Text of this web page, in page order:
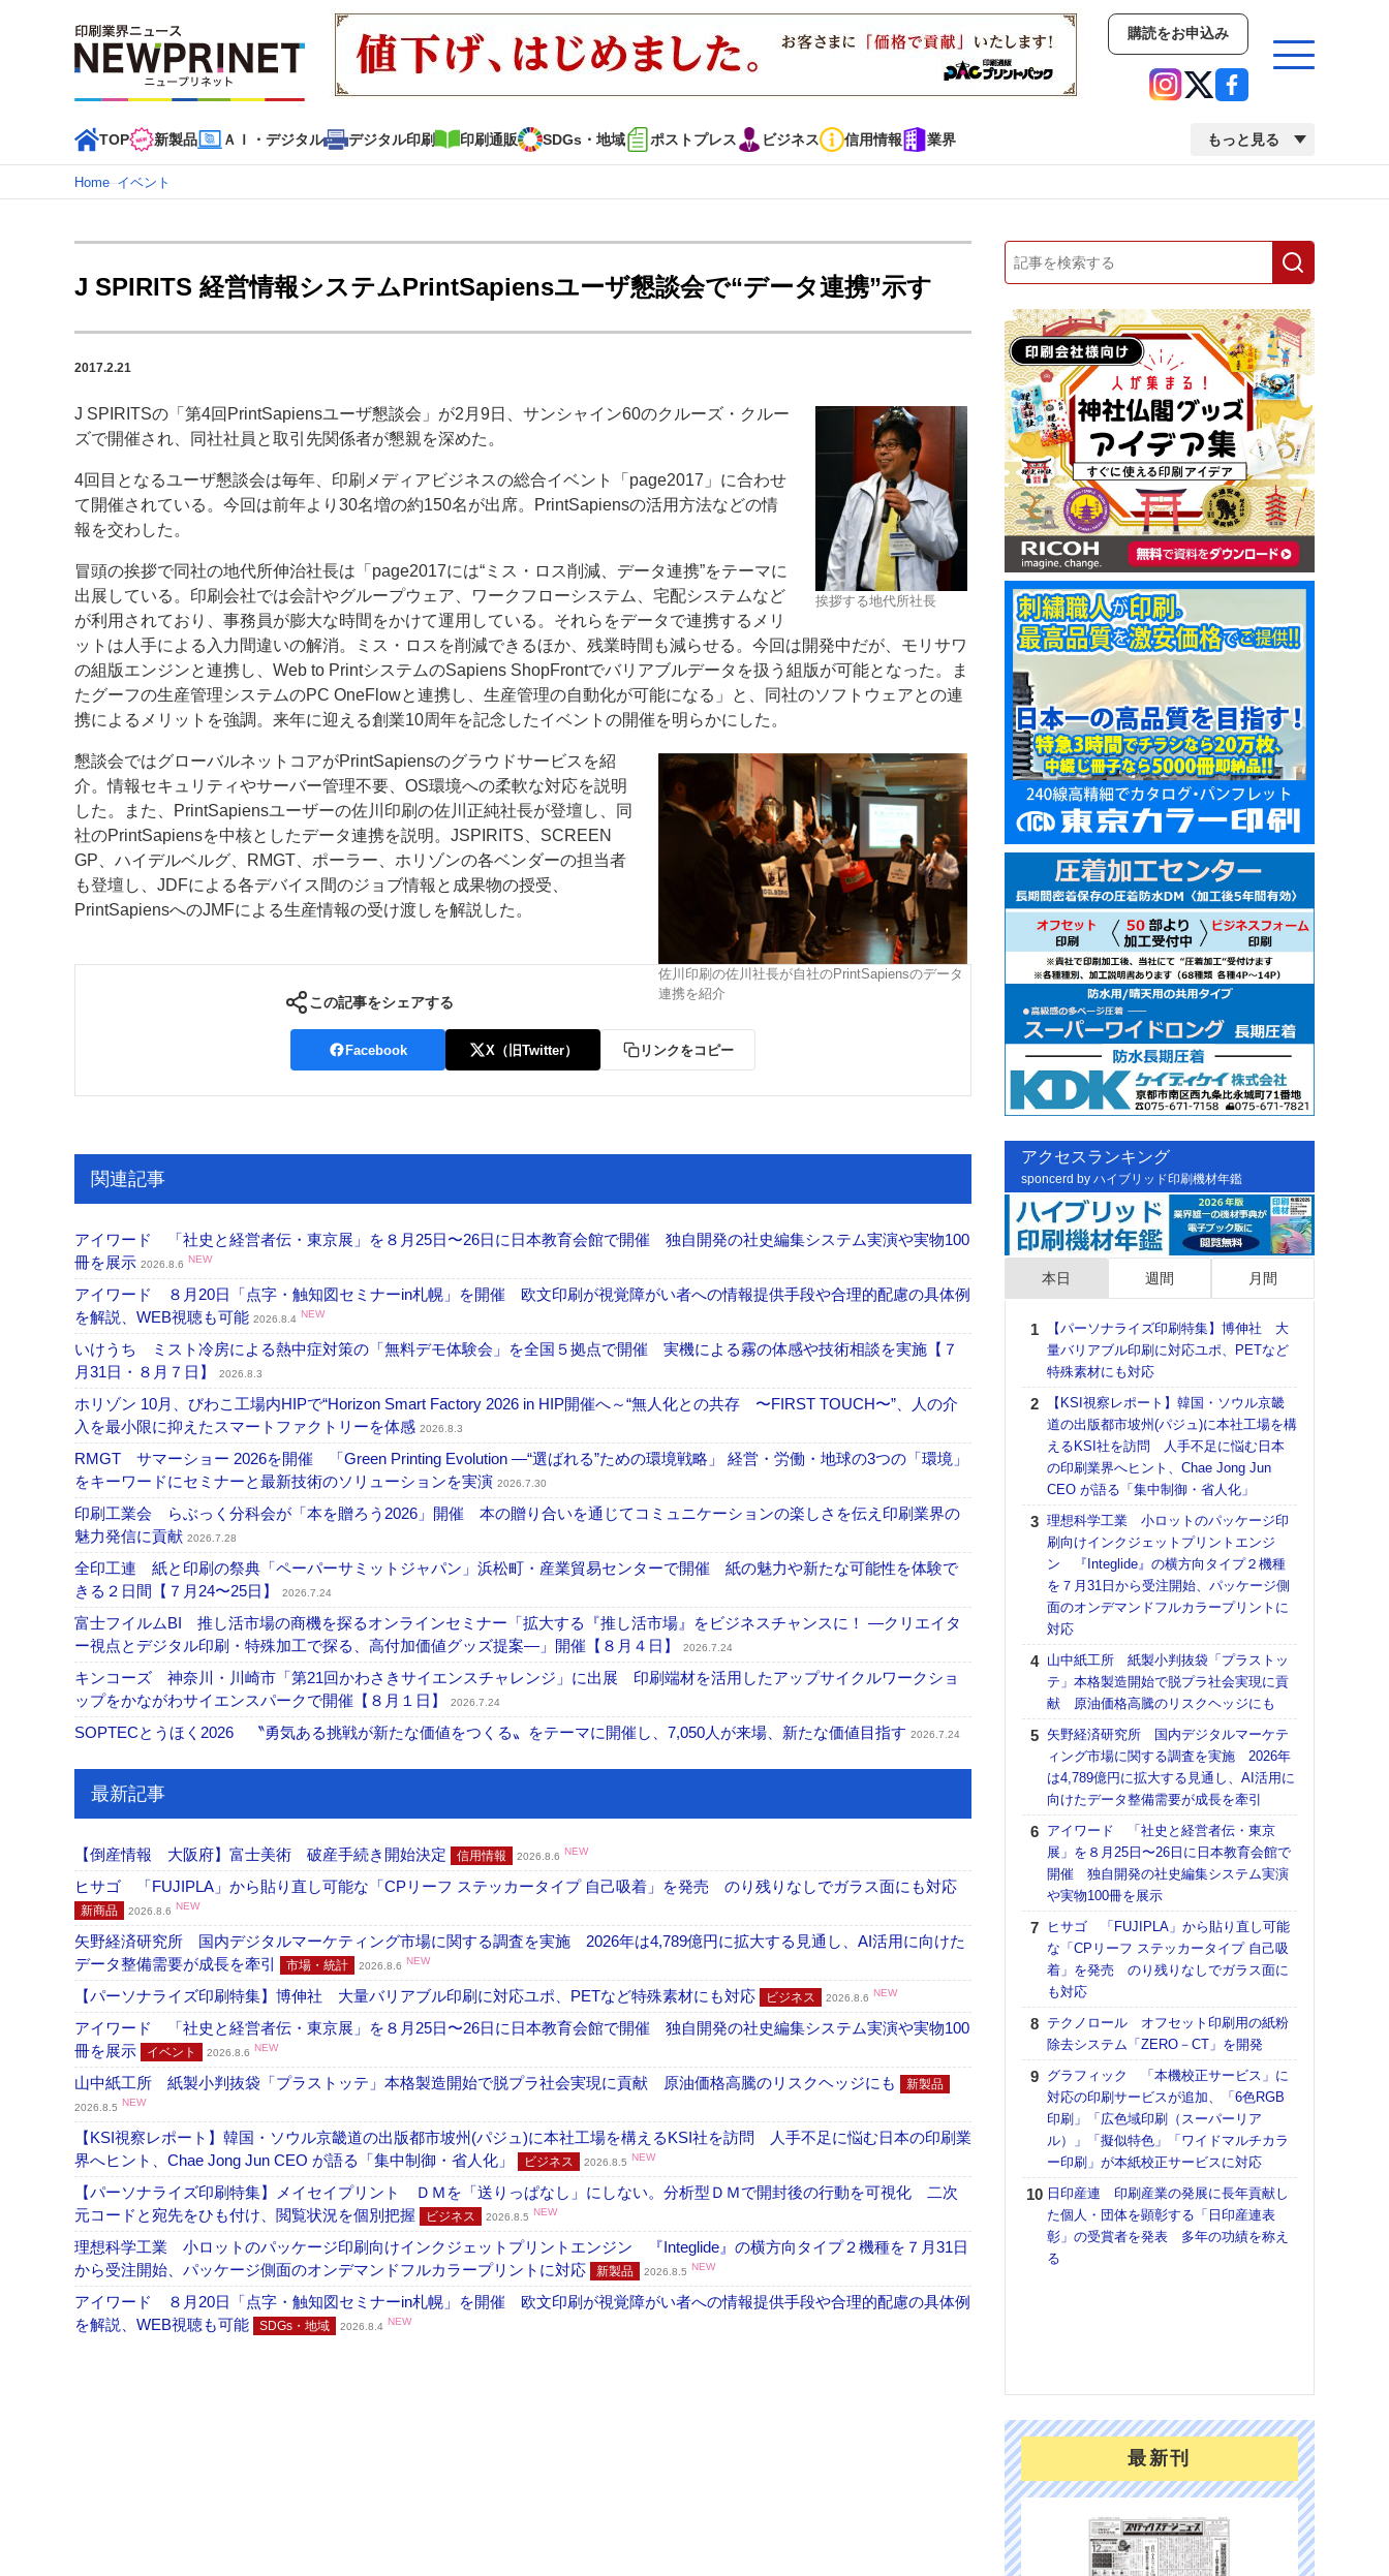
購読をお申込み
TOP 新製品 ＡＩ・デジタル デジタル印刷 印刷通販 SDGs・地域 ポストプレス ビジネス 信用情報 業界 もっと見る
イベント
インデックス
TOP 新着記事 特集記事 動画コンテンツ インタビュー コレクション
カテゴリー一覧
新商品 新製品 ＡＩ・デジタル デジタル印刷 印刷通販 SDGs・地域 ポストプレス ビジネス イベント 信用情報 業界 市場・統計 人事・移転・異動・訃報
特集記事カテゴリー一覧
2022 見える化・MIS特集 特集・デジタル印刷 アイデアで勝負！ ～多様なビジネス・多彩な商材～ JAPAN PACK 2023 特集 中古印刷機・製本機特集
2022 検査・校正特集
特集・デジタル印刷 ～ 新成長軌道を描く
案内
発刊案内
運営
会社案内 購読・購入申し込み サイトポリシー お問い合わせ
Home–イベント
J SPIRITS 経営情報システムPrintSapiensユーザ懇談会で“データ連携”示す
2017.2.21
挨拶する地代所社長
J SPIRITSの「第4回PrintSapiensユーザ懇談会」が2月9日、サンシャイン60のクルーズ・クルー
ズで開催され、同社社員と取引先関係者が懇親を深めた。
4回目となるユーザ懇談会は毎年、印刷メディアビジネスの総合イベント「page2017」に合わせ
て開催されている。今回は前年より30名増の約150名が出席。PrintSapiensの活用方法などの情
報を交わした。
冒頭の挨拶で同社の地代所伸治社長は「page2017には“ミス・ロス削減、データ連携”をテーマに
出展している。印刷会社では会計やグループウェア、ワークフローシステム、宅配システムなど
が利用されており、事務員が膨大な時間をかけて運用している。それらをデータで連携するメリ
ットは人手による入力間違いの解消。ミス・ロスを削減できるほか、残業時間も減らせる。今回は開発中だが、モリサワ
の組版エンジンと連携し、Web to PrintシステムのSapiens ShopFrontでバリアブルデータを扱う組版が可能となった。ま
たグーフの生産管理システムのPC OneFlowと連携し、生産管理の自動化が可能になる」と、同社のソフトウェアとの連
携によるメリットを強調。来年に迎える創業10周年を記念したイベントの開催を明らかにした。
佐川印刷の佐川社長が自社のPrintSapiensのデータ
連携を紹介
懇談会ではグローバルネットコアがPrintSapiensのグラウドサービスを紹
介。情報セキュリティやサーバー管理不要、OS環境への柔軟な対応を説明
した。また、PrintSapiensユーザーの佐川印刷の佐川正純社長が登壇し、同
社のPrintSapiensを中核としたデータ連携を説明。JSPIRITS、SCREEN
GP、ハイデルベルグ、RMGT、ポーラー、ホリゾンの各ベンダーの担当者
も登壇し、JDFによる各デバイス間のジョブ情報と成果物の授受、
PrintSapiensへのJMFによる生産情報の受け渡しを解説した。
この記事をシェアする
Facebook X（旧Twitter） リンクをコピー
関連記事
アイワード 「社史と経営者伝・東京展」を８月25日〜26日に日本教育会館で開催 独自開発の社史編集システム実演や実物100
冊を展示 2026.8.6 NEW
アイワード ８月20日「点字・触知図セミナーin札幌」を開催 欧文印刷が視覚障がい者への情報提供手段や合理的配慮の具体例
を解説、WEB視聴も可能 2026.8.4 NEW
いけうち ミスト冷房による熱中症対策の「無料デモ体験会」を全国５拠点で開催 実機による霧の体感や技術相談を実施【７
月31日・８月７日】
2026.8.3
ホリゾン 10月、びわこ工場内HIPで“Horizon Smart Factory 2026 in HIP開催へ～“無人化との共存 〜FIRST TOUCH〜”、人の介
入を最小限に抑えたスマートファクトリーを体感 2026.8.3
RMGT サマーショー 2026を開催 「Green Printing Evolution ―“選ばれる”ための環境戦略」 経営・労働・地球の3つの「環境」
をキーワードにセミナーと最新技術のソリューションを実演 2026.7.30
印刷工業会 らぶっく分科会が「本を贈ろう2026」開催 本の贈り合いを通じてコミュニケーションの楽しさを伝え印刷業界の
魅力発信に貢献 2026.7.28
全印工連 紙と印刷の祭典「ペーパーサミットジャパン」浜松町・産業貿易センターで開催 紙の魅力や新たな可能性を体験で
きる２日間【７月24〜25日】
2026.7.24
富士フイルムBI 推し活市場の商機を探るオンラインセミナー「拡大する『推し活市場』をビジネスチャンスに！ ―クリエイタ
ー視点とデジタル印刷・特殊加工で探る、高付加価値グッズ提案―」開催【８月４日】
2026.7.24
キンコーズ 神奈川・川崎市「第21回かわさきサイエンスチャレンジ」に出展 印刷端材を活用したアップサイクルワークショ
ップをかながわサイエンスパークで開催【８月１日】
2026.7.24
SOPTECとうほく2026 〝勇気ある挑戦が新たな価値をつくる〟をテーマに開催し、7,050人が来場、新たな価値目指す 2026.7.24
最新記事
【倒産情報 大阪府】富士美術 破産手続き開始決定 信用情報 2026.8.6 NEW
ヒサゴ 「FUJIPLA」から貼り直し可能な「CPリーフ ステッカータイプ 自己吸着」を発売 のり残りなしでガラス面にも対応
新商品 2026.8.6 NEW
矢野経済研究所 国内デジタルマーケティング市場に関する調査を実施 2026年は4,789億円に拡大する見通し、AI活用に向けた
データ整備需要が成長を牽引
市場・統計 2026.8.6 NEW
【パーソナライズ印刷特集】博伸社 大量バリアブル印刷に対応ユポ、PETなど特殊素材にも対応 ビジネス 2026.8.6 NEW
アイワード 「社史と経営者伝・東京展」を８月25日〜26日に日本教育会館で開催 独自開発の社史編集システム実演や実物100
冊を展示
イベント 2026.8.6 NEW
山中紙工所 紙製小判抜袋「プラストッテ」本格製造開始で脱プラ社会実現に貢献 原油価格高騰のリスクヘッジにも 新製品
2026.8.5 NEW
【KSI視察レポート】韓国・ソウル京畿道の出版都市坡州(パジュ)に本社工場を構えるKSI社を訪問 人手不足に悩む日本の印刷業
界へヒント、Chae Jong Jun CEO が語る「集中制御・省人化」
ビジネス 2026.8.5 NEW
【パーソナライズ印刷特集】メイセイプリント ＤＭを「送りっぱなし」にしない。分析型ＤＭで開封後の行動を可視化 二次
元コードと宛先をひも付け、閲覧状況を個別把握
ビジネス 2026.8.5 NEW
理想科学工業 小ロットのパッケージ印刷向けインクジェットプリントエンジン 『Integlide』の横方向タイプ２機種を７月31日
から受注開始、パッケージ側面のオンデマンドフルカラープリントに対応
新製品 2026.8.5 NEW
アイワード ８月20日「点字・触知図セミナーin札幌」を開催 欧文印刷が視覚障がい者への情報提供手段や合理的配慮の具体例
を解説、WEB視聴も可能
SDGs・地域 2026.8.4 NEW
アクセスランキング
sponcerd by ハイブリッド印刷機材年鑑
本日 週間 月間
【パーソナライズ印刷特集】博伸社 大
量バリアブル印刷に対応ユポ、PETなど
特殊素材にも対応
【KSI視察レポート】韓国・ソウル京畿
道の出版都市坡州(パジュ)に本社工場を構
えるKSI社を訪問 人手不足に悩む日本
の印刷業界へヒント、Chae Jong Jun
CEO が語る「集中制御・省人化」
理想科学工業 小ロットのパッケージ印
刷向けインクジェットプリントエンジ
ン 『Integlide』の横方向タイプ２機種
を７月31日から受注開始、パッケージ側
面のオンデマンドフルカラープリントに
対応
山中紙工所 紙製小判抜袋「プラストッ
テ」本格製造開始で脱プラ社会実現に貢
献 原油価格高騰のリスクヘッジにも
矢野経済研究所 国内デジタルマーケテ
ィング市場に関する調査を実施 2026年
は4,789億円に拡大する見通し、AI活用に
向けたデータ整備需要が成長を牽引
アイワード 「社史と経営者伝・東京
展」を８月25日〜26日に日本教育会館で
開催 独自開発の社史編集システム実演
や実物100冊を展示
ヒサゴ 「FUJIPLA」から貼り直し可能
な「CPリーフ ステッカータイプ 自己吸
着」を発売 のり残りなしでガラス面に
も対応
テクノロール オフセット印刷用の紙粉
除去システム「ZERO－CT」を開発
グラフィック 「本機校正サービス」に
対応の印刷サービスが追加、「6色RGB
印刷」「広色域印刷（スーパーリア
ル）」「擬似特色」「ワイドマルチカラ
ー印刷」が本紙校正サービスに対応
日印産連 印刷産業の発展に長年貢献し
た個人・団体を顕彰する「日印産連表
彰」の受賞者を発表 多年の功績を称え
る
最新刊